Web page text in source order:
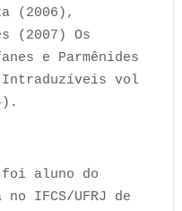
(2006),
(2007) Os
e Parmênides
vol
foi aluno do
IFCS/UFRJ de